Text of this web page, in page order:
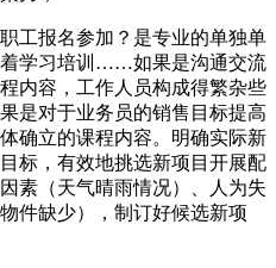
工报名参加？是专业的单独单
学习培训……如果是沟通交流
内容，工作人员构成得繁杂些
是对于业务员的销售目标提高
确立的课程内容。明确实际新
标，有效地挑选新项目开展配
素（天气晴雨情况）、人为失
件缺少），制订好候选新项